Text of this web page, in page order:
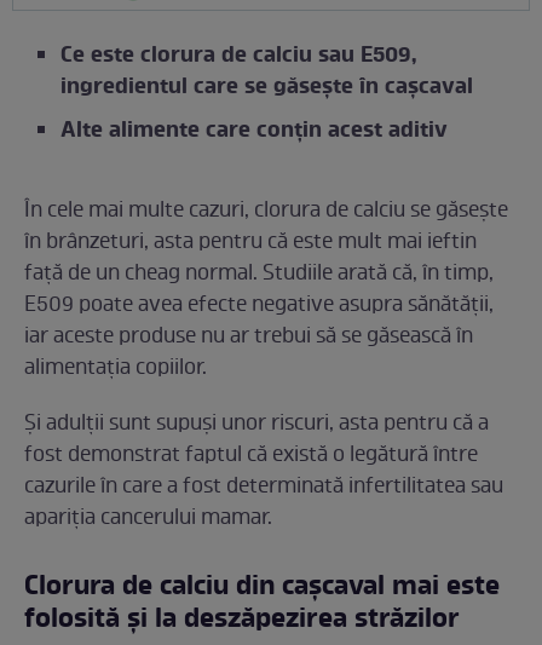
Ce este clorura de calciu sau E509,
ingredientul care se găsește în cașcaval
Alte alimente care conțin acest aditiv
În cele mai multe cazuri, clorura de calciu se găsește
în brânzeturi, asta pentru că este mult mai ieftin
față de un cheag normal. Studiile arată că, în timp,
E509 poate avea efecte negative asupra sănătății,
iar aceste produse nu ar trebui să se găsească în
alimentația copiilor.
Și adulții sunt supuși unor riscuri, asta pentru că a
fost demonstrat faptul că există o legătură între
cazurile în care a fost determinată infertilitatea sau
apariția cancerului mamar.
Clorura de calciu din cașcaval mai este
folosită și la deszăpezirea străzilor